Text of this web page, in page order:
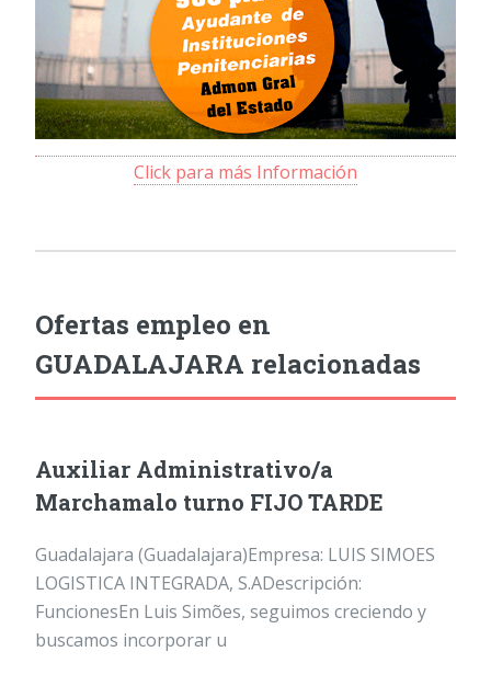
Click para más Información
Ofertas empleo en
GUADALAJARA relacionadas
Auxiliar Administrativo/a
Marchamalo turno FIJO TARDE
Guadalajara (Guadalajara)Empresa: LUIS SIMOES
LOGISTICA INTEGRADA, S.ADescripción:
FuncionesEn Luis Simões, seguimos creciendo y
buscamos incorporar u